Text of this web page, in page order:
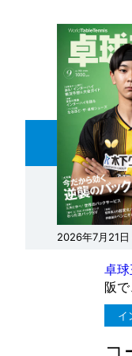
2026年7月21日
卓
阪
イ